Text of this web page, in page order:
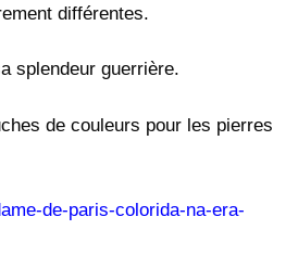
différentes.
splendeur guerrière.
de couleurs pour les pierres
de-paris-colorida-na-era-